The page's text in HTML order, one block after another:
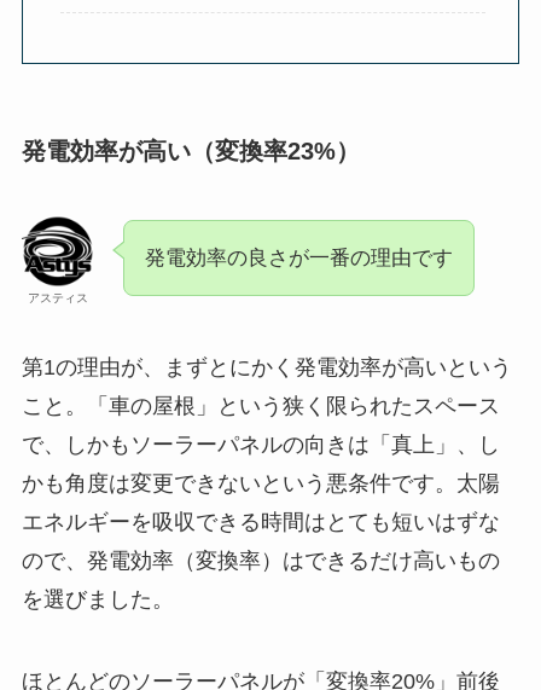
発電効率が高い（変換率23%）
アスティス
発電効率の良さが一番の理由です
第1の理由が、まずとにかく発電効率が高いという
こと。
「車の屋根」という狭く限られたスペース
で、しかもソーラーパネルの向きは「真上」、し
かも角度は変更できないという悪条件です。太陽
エネルギーを吸収できる時間はとても短いはずな
ので、発電効率（変換率）はできるだけ高いもの
を選びました。
ほとんどのソーラーパネルが「変換率20%」前後